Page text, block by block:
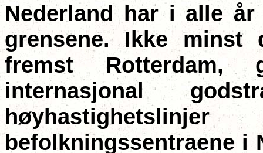
Nederland har i alle
grensene. Ikke minst
fremst Rotterdam,
internasjonal
befolkningssentraene i